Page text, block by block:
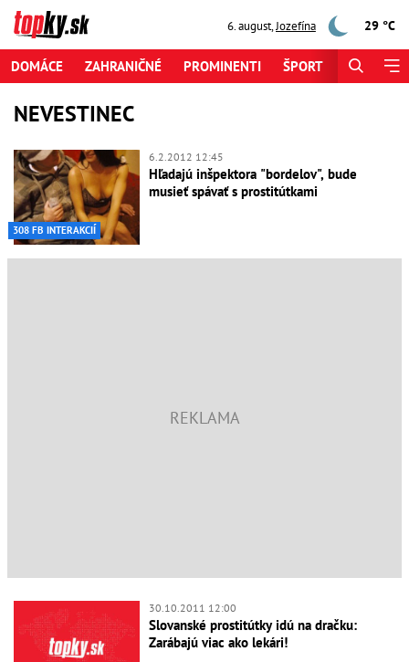
6. august,Jozefína 29 °C
DOMÁCE ZAHRANIČNÉ PROMINENTI ŠPORT
NEVESTINEC
308 FB INTERAKCIÍ
6.2.2012 12:45
Hľadajú inšpektora "bordelov", bude
musieť spávať s prostitútkami
30.10.2011 12:00
Slovanské prostitútky idú na dračku:
Zarábajú viac ako lekári!